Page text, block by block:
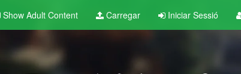
Show Adult Content Carregar Iniciar Sessió